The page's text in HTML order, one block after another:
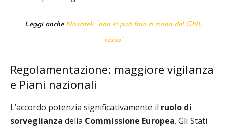
Leggi anche Novatek: “non si può fare a meno del GNL
russo”
Regolamentazione: maggiore vigilanza
e Piani nazionali
L’accordo potenzia significativamente il ruolo di
sorveglianza della Commissione Europea. Gli Stati